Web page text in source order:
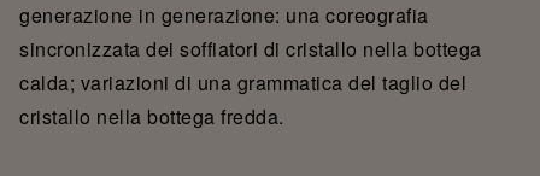
generazione in generazione: una coreografia
sincronizzata dei soffiatori di cristallo nella bottega
calda; variazioni di una grammatica del taglio del
cristallo nella bottega fredda.